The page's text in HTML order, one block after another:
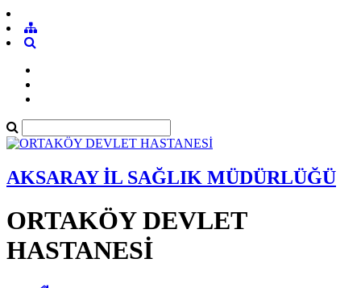
AKSARAY İL SAĞLIK MÜDÜRLÜĞÜ
ORTAKÖY DEVLET
HASTANESİ